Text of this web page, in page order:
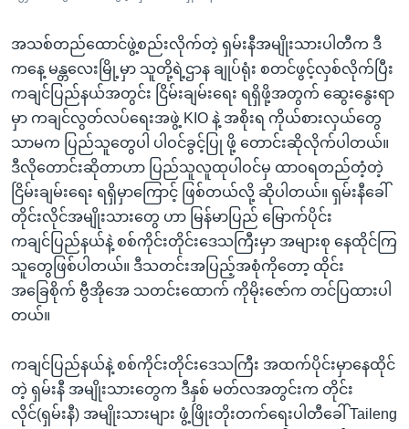
ရှာဖွေ
ရန်
နေရာ
သို့
ကျော်
ရန်
ဘာသာစကားများ
အသစ်တည်ထောင်ဖွဲ့စည်းလိုက်တဲ့ ရှမ်းနီအမျိုးသားပါတီက ဒီ
ကနေ့ မန္တလေးမြို့မှာ သူတို့ရဲ့ဌာန ချုပ်ရုံး စတင်ဖွင့်လှစ်လိုက်ပြီး
ကချင်ပြည်နယ်အတွင်း ငြိမ်းချမ်းရေး ရရှိဖို့အတွက် ဆွေးနွေးရာ
မှာ ကချင်လွတ်လပ်ရေးအဖွဲ့ KIO နဲ့ အစိုးရ ကိုယ်စားလှယ်တွေ
သာမက ပြည်သူတွေပါ ပါဝင်ခွင့်ပြု ဖို့ တောင်းဆိုလိုက်ပါတယ်။
ဒီလိုတောင်းဆိုတာဟာ ပြည်သူလူထုပါဝင်မှ ထာဝရတည်တံ့တဲ့
ငြိမ်းချမ်းရေး ရရှိမှာကြောင့် ဖြစ်တယ်လို့ ဆိုပါတယ်။ ရှမ်းနီခေါ်
တိုင်းလိုင်အမျိုးသားတွေ ဟာ မြန်မာပြည် မြောက်ပိုင်း
ကချင်ပြည်နယ်နဲ့ စစ်ကိုင်းတိုင်းဒေသကြီးမှာ အများစု နေထိုင်ကြ
သူတွေဖြစ်ပါတယ်။ ဒီသတင်းအပြည့်အစုံကိုတော့ ထိုင်း
အခြေစိုက် ဗွီအိုအေ သတင်းထောက် ကိုမိုးဇော်က တင်ပြထားပါ
တယ်။
ကချင်ပြည်နယ်နဲ့ စစ်ကိုင်းတိုင်းဒေသကြီး အထက်ပိုင်းမှာနေထိုင်
တဲ့ ရှမ်းနီ အမျိုးသားတွေက ဒီနှစ် မတ်လအတွင်းက တိုင်း
လိုင်(ရှမ်းနီ) အမျိုးသားများ ဖွံ့ဖြိုးတိုးတက်ရေးပါတီခေါ် Taileng